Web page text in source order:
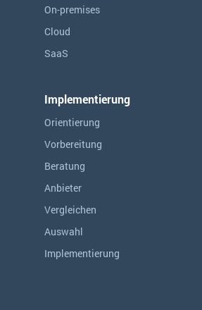
On-premises
Cloud
SaaS
Implementierung
Orientierung
Vorbereitung
Beratung
Anbieter
Vergleichen
Auswahl
Implementierung